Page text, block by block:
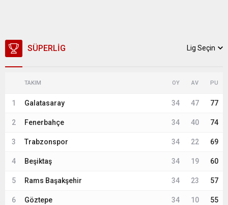
SÜPERLIG Lig Seçin
TAKIM OY AV PU
1 Galatasaray 34 47 77
2 Fenerbahçe 34 40 74
3 Trabzonspor 34 22 69
4 Beşiktaş 34 19 60
5 Rams Başakşehir 34 23 57
6 Göztepe 34 10 55